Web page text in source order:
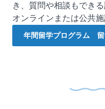
き、質問や相談もでき
オンラインまたは公共
年間留学プログラム 留